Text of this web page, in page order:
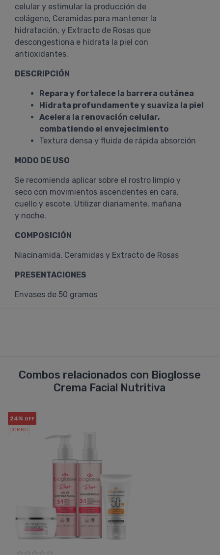
celular y estimular la producción de
colágeno, Ceramidas para mantener la
hidratación, y Extracto de Rosas que
descongestiona e hidrata la piel con
antioxidantes.
DESCRIPCIÓN
Repara y fortalece la barrera cutánea
Hidrata profundamente y suaviza la piel
Acelera la renovación celular,
combatiendo el envejecimiento
Textura densa y fluida de rápida absorción
MODO DE USO
Se recomienda aplicar sobre el rostro limpio y
seco con movimientos ascendentes en cara,
cuello y escote. Utilizar diariamente, mañana
y noche.
COMPOSICIÓN
Niacinamida, Ceramidas y Extracto de Rosas
PRESENTACIONES
Envases de 50 gramos
Combos relacionados con Bioglosse
Crema Facial Nutritiva
24% OFF
COMBO